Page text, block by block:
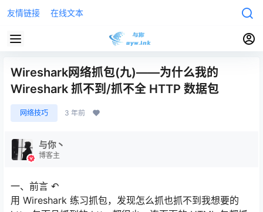
友情链接 在线文本
Wireshark网络抓包(九)——为什么我的
Wireshark 抓不到/抓不全 HTTP 数据包
网络技巧 3 年前
与你丶
博客主
一、前言 ↶
用 Wireshark 练习抓包，发现怎么抓也抓不到我想要的